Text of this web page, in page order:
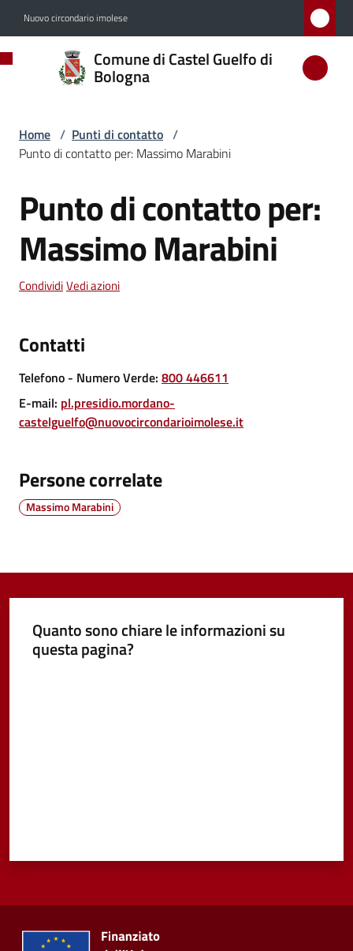
Nuovo circondario imolese
Comune di Castel Guelfo di
Bologna
Comune
di
Guelfo
di
Amministrazione
Novità
Vivere
Guelfo
Servizi
Tutti
Home / Punti di contatto /
Punto di contatto per: Massimo Marabini
Salta al contenuto
Punto di contatto per:
Massimo Marabini
CondividiVedi azioni
Contatti
Telefono - Numero Verde: 800 446611
E-mail: pl.presidio.mordano-
castelguelfo@nuovocircondarioimolese.it
Persone correlate
Massimo Marabini
Quanto sono chiare le informazioni su
questa pagina?